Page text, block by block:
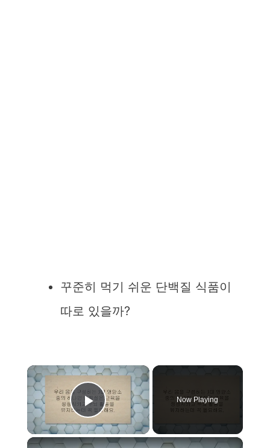
꾸준히 먹기 쉬운 단백질 식품이
따로 있을까?
×
Play Video
Now Playing
×